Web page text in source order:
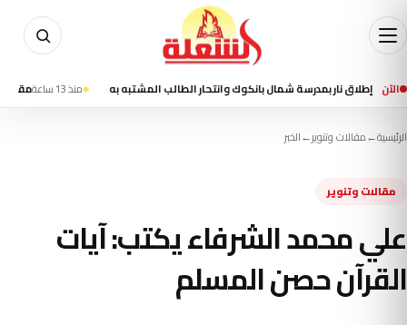
الآن منذ 13 ساعة مقتل شخصين وإصابة 13 في تفجير استهدف حافلة ركاب
الرئيسية←مقالات وتنوير←الخبر
مقالات وتنوير
علي محمد الشرفاء يكتب: آيات
القرآن حصن المسلم